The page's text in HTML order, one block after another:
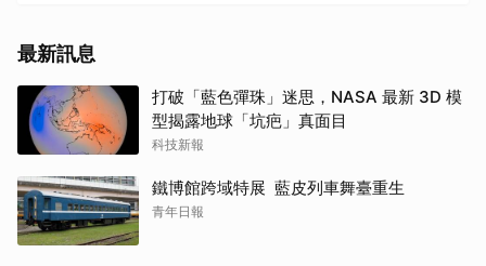
最新訊息
打破「藍色彈珠」迷思，NASA 最新 3D 模
型揭露地球「坑疤」真面目
科技新報
鐵博館跨域特展 藍皮列車舞臺重生
青年日報